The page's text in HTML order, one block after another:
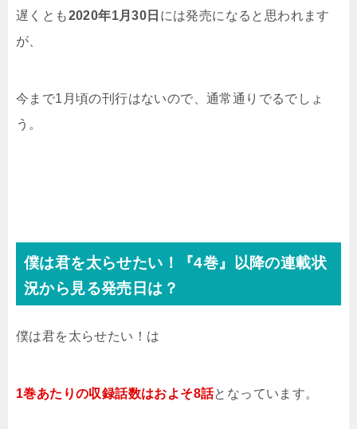
遅くとも2020年1月30日 には発売になると思われます
が、
今まで1月頃の刊行はないので、通常通りでるでしょ
う。
僕は君を太らせたい！『4巻』以降の連載状
況から見る発売日は？
僕は君を太らせたい！は
1巻あたりの収録話数はおよそ8話となっています。